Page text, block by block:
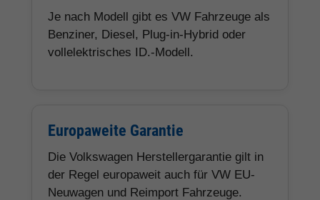
Je nach Modell gibt es VW Fahrzeuge als
Benziner, Diesel, Plug-in-Hybrid oder
vollelektrisches ID.-Modell.
Europaweite Garantie
Die Volkswagen Herstellergarantie gilt in
der Regel europaweit auch für VW EU-
Neuwagen und Reimport Fahrzeuge.